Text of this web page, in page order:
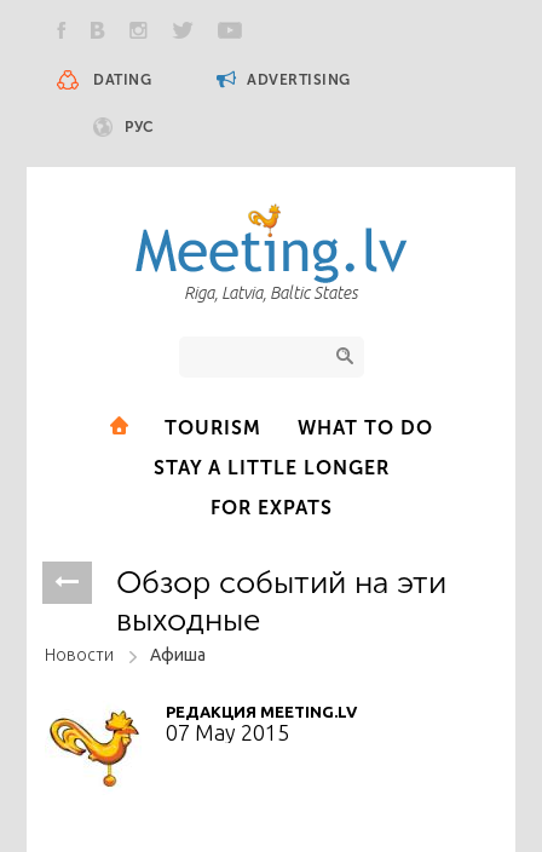
DATING ADVERTISING
РУС
Riga, Latvia, Baltic States
TOURISM
WHAT TO DO
STAY A LITTLE LONGER
FOR EXPATS
Обзор событий на эти
выходные
Новости Афиша
РЕДАКЦИЯ MEETING.LV
07 May 2015